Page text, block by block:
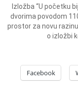
Izložba “U početku
dvorima povodom
prostor za novu
o izložbi
Facebook